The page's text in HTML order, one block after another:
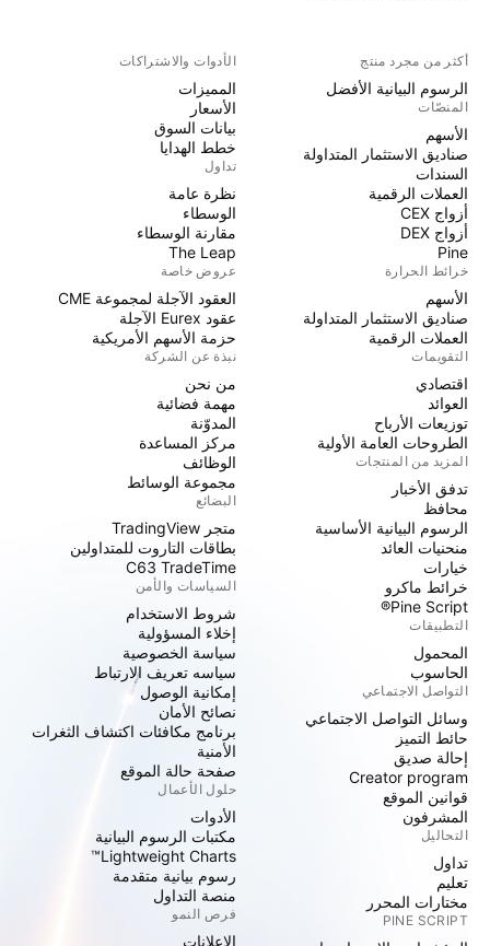
أكثر من مجرد منتج
الرسوم البيانية الأفضل
المنصّات
الأسهم
صناديق الاستثمار المتداولة
السندات
العملات الرقمية
أزواج CEX
أزواج DEX
Pine
خرائط الحرارة
الأسهم
صناديق الاستثمار المتداولة
العملات الرقمية
التقويمات
اقتصادي
العوائد
توزيعات الأرباح
الطروحات العامة الأولية
المزيد من المنتجات
تدفق الأخبار
محافظ
الرسوم البيانية الأساسية
منحنيات العائد
خيارات
خرائط ماكرو
Pine Script®
التطبيقات
المحمول
الحاسوب
التواصل الاجتماعي
وسائل التواصل الاجتماعي
حائط التميز
إحالة صديق
Creator program
قوانين الموقع
المشرفون
التحاليل
تداول
تعليم
مختارات المحرر
PINE SCRIPT
الأدوات والاشتراكات
المميزات
الأسعار
بيانات السوق
خطط الهدايا
تداول
نظرة عامة
الوسطاء
مقارنة الوسطاء
The Leap
عروض خاصة
العقود الآجلة لمجموعة CME
عقود Eurex الآجلة
حزمة الأسهم الأمريكية
نبذة عن الشركة
من نحن
مهمة فضائية
المدوّنة
مركز المساعدة
الوظائف
مجموعة الوسائط
البضائع
متجر TradingView
بطاقات التاروت للمتداولين
C63 TradeTime
السياسات والأمن
شروط الاستخدام
إخلاء المسؤولية
سياسة الخصوصية
سياسه تعريف الارتباط
إمكانية الوصول
نصائح الأمان
برنامج مكافئات اكتشاف الثغرات
الأمنية
صفحة حالة الموقع
حلول الأعمال
الأدوات
مكتبات الرسوم البيانية
Lightweight Charts™
رسوم بيانية متقدمة
منصة التداول
فرص النمو
الإعلانات